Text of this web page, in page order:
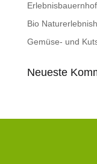
Bio
Gemüse- und
Neueste